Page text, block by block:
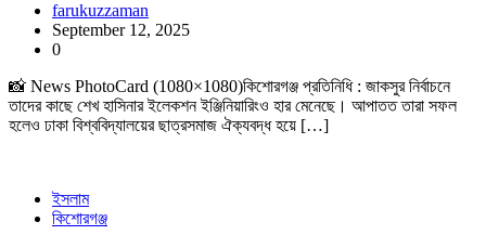
farukuzzaman
September 12, 2025
0
📸 News PhotoCard (1080×1080)কিশোরগঞ্জ প্রতিনিধি : জাকসুর নির্বাচনে
তাদের কাছে শেখ হাসিনার ইলেকশন ইঞ্জিনিয়ারিংও হার মেনেছে। আপাতত তারা সফল
হলেও ঢাকা বিশ্ববিদ্যালয়ের ছাত্রসমাজ ঐক্যবদ্ধ হয়ে […]
ইসলাম
কিশোরগঞ্জ